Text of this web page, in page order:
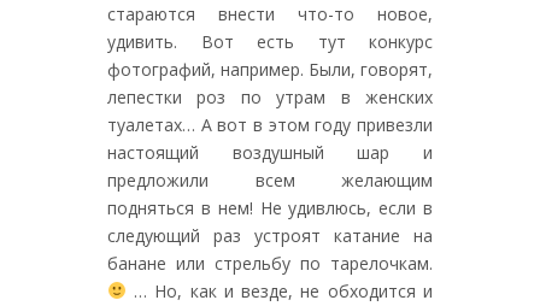
стараются внести что-то новое,
удивить. Вот есть тут конкурс
фотографий, например. Были, говорят,
лепестки роз по утрам в женских
туалетах… А вот в этом году привезли
настоящий воздушный шар и
предложили всем желающим
подняться в нем! Не удивлюсь, если в
следующий раз устроят катание на
банане или стрельбу по тарелочкам.
… Но, как и везде, не обходится и